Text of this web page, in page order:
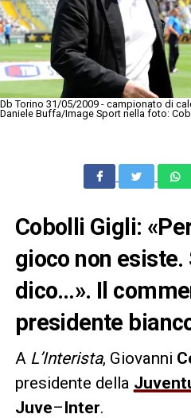
Db Torino 31/05/2009 - campionato di
Daniele Buffa/Image Sport nella foto:
Cobolli Gigli:
gioco non
dico…». Il
presidente
AL’Interista, Giovanni
presidente della
Juve–Inter.